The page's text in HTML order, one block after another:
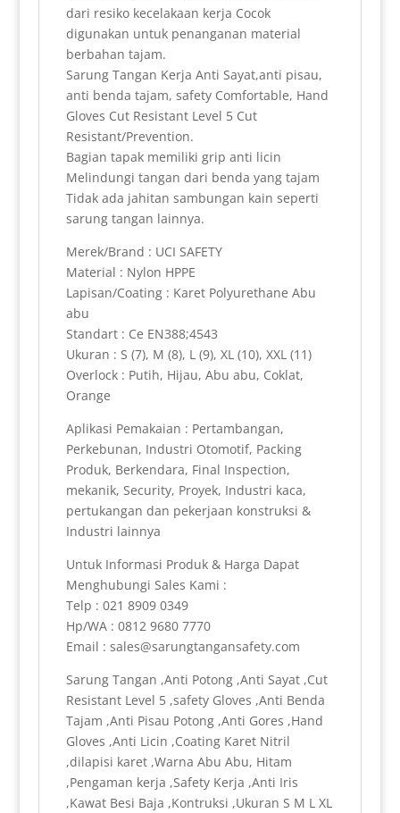
dari resiko kecelakaan kerja Cocok
digunakan untuk penanganan material
berbahan tajam.
Sarung Tangan Kerja Anti Sayat,anti pisau,
anti benda tajam, safety Comfortable, Hand
Gloves Cut Resistant Level 5 Cut
Resistant/Prevention.
Bagian tapak memiliki grip anti licin
Melindungi tangan dari benda yang tajam
Tidak ada jahitan sambungan kain seperti
sarung tangan lainnya.
Merek/Brand : UCI SAFETY
Material : Nylon HPPE
Lapisan/Coating : Karet Polyurethane Abu
abu
Standart : Ce EN388;4543
Ukuran : S (7), M (8), L (9), XL (10), XXL (11)
Overlock : Putih, Hijau, Abu abu, Coklat,
Orange
Aplikasi Pemakaian : Pertambangan,
Perkebunan, Industri Otomotif, Packing
Produk, Berkendara, Final Inspection,
mekanik, Security, Proyek, Industri kaca,
pertukangan dan pekerjaan konstruksi &
Industri lainnya
Untuk Informasi Produk & Harga Dapat
Menghubungi Sales Kami :
Telp : 021 8909 0349
Hp/WA : 0812 9680 7770
Email : sales@sarungtangansafety.com
Sarung Tangan ,Anti Potong ,Anti Sayat ,Cut
Resistant Level 5 ,safety Gloves ,Anti Benda
Tajam ,Anti Pisau Potong ,Anti Gores ,Hand
Gloves ,Anti Licin ,Coating Karet Nitril
,dilapisi karet ,Warna Abu Abu, Hitam
,Pengaman kerja ,Safety Kerja ,Anti Iris
,Kawat Besi Baja ,Kontruksi ,Ukuran S M L XL